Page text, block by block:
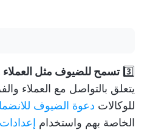
3️⃣ تسمح للضيوف مثل العملاء
يتعلق بالتواصل مع العملاء
للوكالات دعوة الضيوف
الخاصة بهم واستخدام